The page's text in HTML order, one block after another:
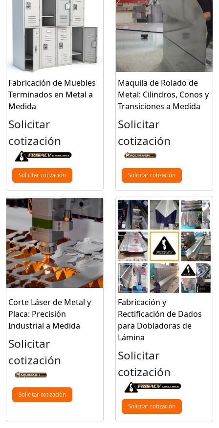
Fabricación de Muebles
Terminados en Metal a
Medida
Solicitar
cotización
Solicitar cotización
Maquila de Rolado de
Metal: Cilindros, Conos y
Transiciones a Medida
Solicitar
cotización
Solicitar cotización
Corte Láser de Metal y
Placa: Precisión
Industrial a Medida
Solicitar
cotización
Solicitar cotización
Fabricación y
Rectificación de Dados
para Dobladoras de
Lámina
Solicitar
cotización
Solicitar cotización